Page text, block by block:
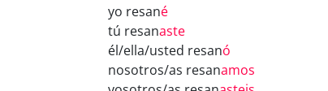
yo resané
tú resanaste
él/ella/usted resanó
nosotros/as resanamos